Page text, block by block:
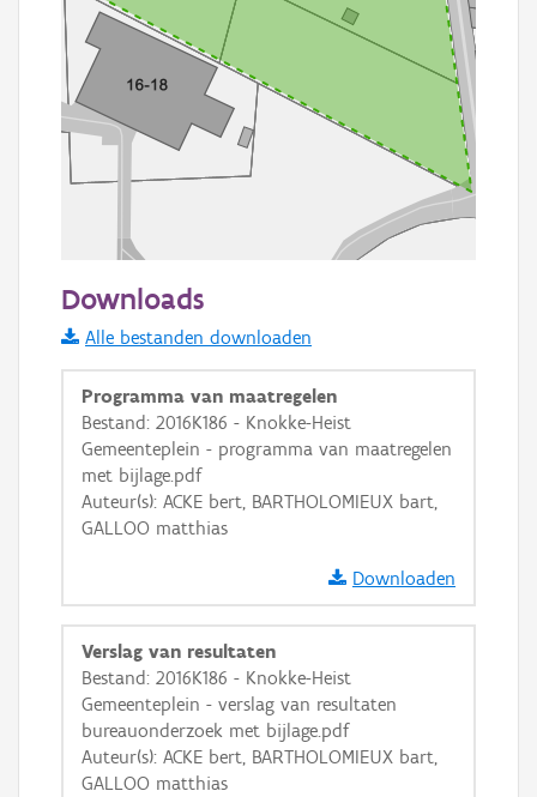
Informatie Vlaanderen
i
+ −
Basis Lagen
OSM-Basiskaart
Ortho
GRB-Basiskaart
Downloads
Alle bestanden downloaden
Programma van maatregelen
Bestand: 2016K186 - Knokke-Heist
Gemeenteplein - programma van maatregelen
met bijlage.pdf
Auteur(s): ACKE bert, BARTHOLOMIEUX bart,
GALLOO matthias
Downloaden
Verslag van resultaten
Bestand: 2016K186 - Knokke-Heist
Gemeenteplein - verslag van resultaten
bureauonderzoek met bijlage.pdf
Auteur(s): ACKE bert, BARTHOLOMIEUX bart,
GALLOO matthias